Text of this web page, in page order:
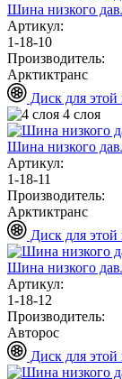
Шина низкого
Артикул:
1-18-10
Производитель:
Арктиктранс
Диск для
4 слоя
Шина низкого
Артикул:
1-18-11
Производитель:
Арктиктранс
Диск для
Шина низкого
Артикул:
1-18-12
Производитель:
Авторос
Диск для